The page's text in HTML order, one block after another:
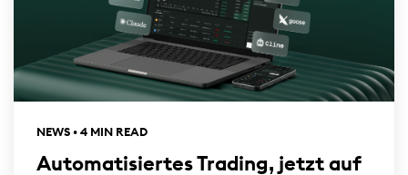
NEWS • 4 MIN READ
Automatisiertes Trading, jetzt auf